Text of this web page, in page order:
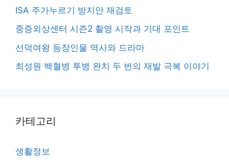
ISA 주가누르기 방지안 재검토
중증외상센터 시즌2 촬영 시작과 기대 포인트
선덕여왕 등장인물 역사와 드라마
최성원 백혈병 투병 완치 두 번의 재발 극복 이야기
카테고리
생활정보